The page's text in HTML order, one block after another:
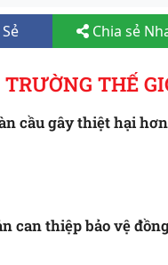
tiêu hao tới 5 nghìn
chuyện Nga kiểm
Nga gia cố cầu Kerch
trận phục kích
Chia sẻ
THẾ
cầu gây thiệt hại
can thiệp bảo vệ